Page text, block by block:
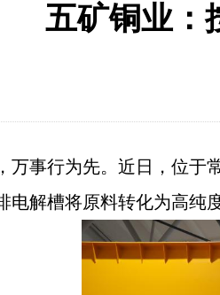
五矿铜业：
万事行为先。近日，位于
电解槽将原料转化为高纯